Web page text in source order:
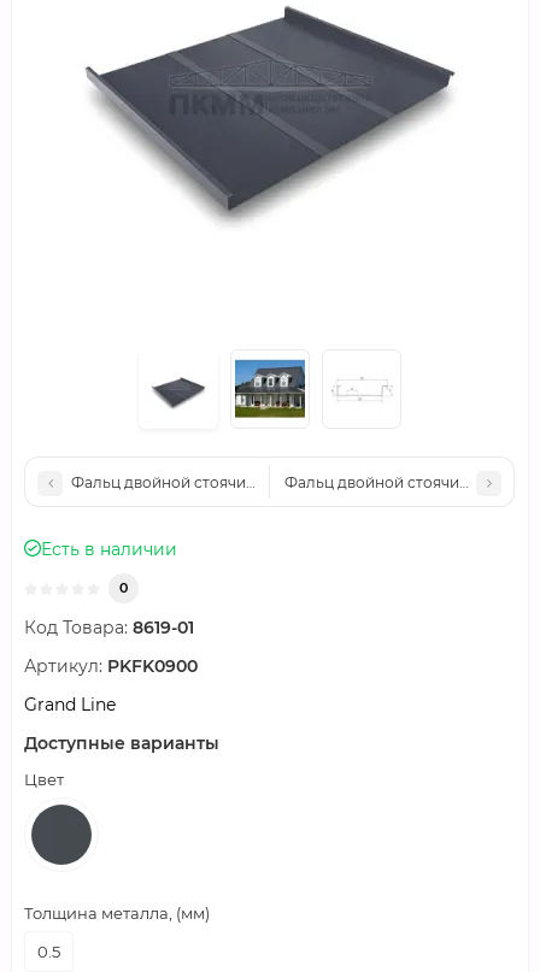
Фальц двойной стоячий Line Grand Line 0,5 Atlas с пленкой
Фальц двойной стоячий Line
Есть в наличии
0
Код Товара: 8619-01
Артикул: PKFK0900
Grand Line
Доступные варианты
Цвет
Толщина металла, (мм)
0.5